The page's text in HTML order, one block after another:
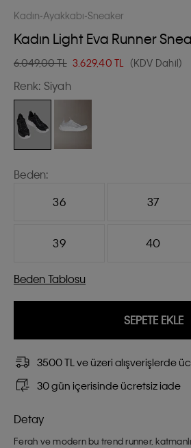
Kadın Ayakkabı Sneaker
Kadın Light Eva Runner
6.049,00 TL 3.629,40 TL (KDV Dahil)
Renk: Siyah
Beden:
36
37
39 40
Beden Tablosu
SEPETE EKLE
3500 TL ve üzeri alışverişlerde
30 gün içerisinde ücretsiz iade
Detay
Ferah ve modern bu trend runner,